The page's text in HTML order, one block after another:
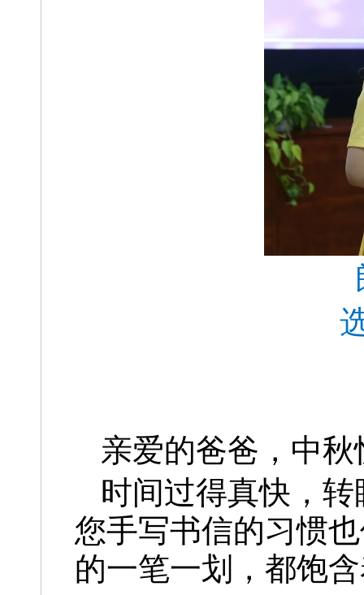
亲爱的爸爸，中秋
时间过得真快，
您手写书信的习惯
的一笔一划，都饱